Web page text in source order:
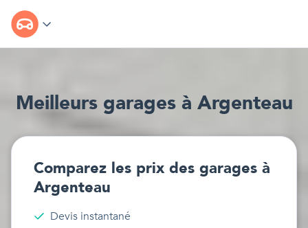
Meilleurs garagesà Argenteau
Comparez les prix des garages à
Argenteau
Devis instantané